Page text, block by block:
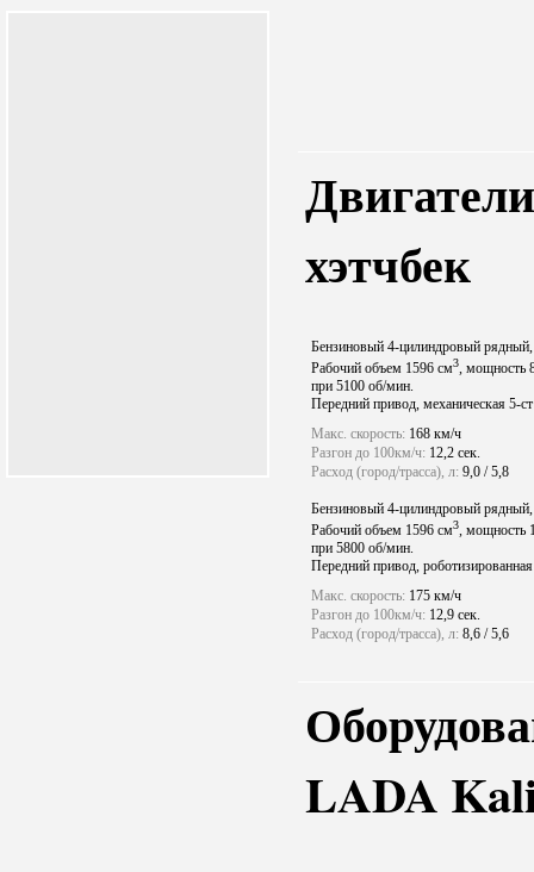
хэтчбек
Бензиновый 4-цилиндровый
Рабочий объем 1596 см3, мощность
при 5100 об/мин.
Передний привод, механическая 5-
Макс. скорость: 168 км/ч
Разгон до 100км/ч: 12,2 сек.
Расход (город/трасса), л: 9,0 / 5,8
Бензиновый 4-цилиндровый
Рабочий объем 1596 см3, мощность
при 5800 об/мин.
Передний привод,
Макс. скорость: 175 км/ч
Разгон до 100км/ч: 12,9 сек.
Расход (город/трасса), л: 8,6 / 5,6
LADA